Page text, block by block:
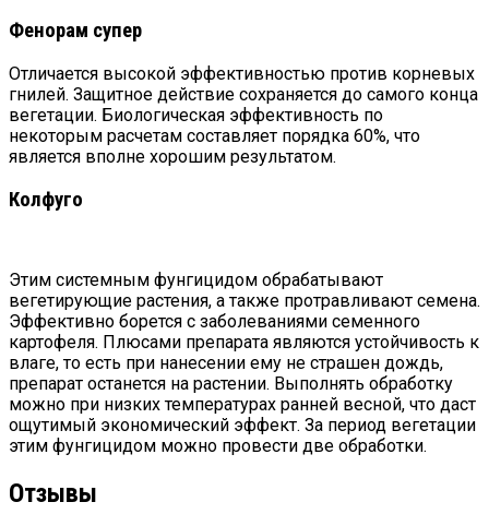
Фенорам супер
Отличается высокой эффективностью против корневых
гнилей. Защитное действие сохраняется до самого конца
вегетации. Биологическая эффективность по
некоторым расчетам составляет порядка 60%, что
является вполне хорошим результатом.
Колфуго
Этим системным фунгицидом обрабатывают
вегетирующие растения, а также протравливают семена.
Эффективно борется с заболеваниями семенного
картофеля. Плюсами препарата являются устойчивость к
влаге, то есть при нанесении ему не страшен дождь,
препарат останется на растении. Выполнять обработку
можно при низких температурах ранней весной, что даст
ощутимый экономический эффект. За период вегетации
этим фунгицидом можно провести две обработки.
Отзывы